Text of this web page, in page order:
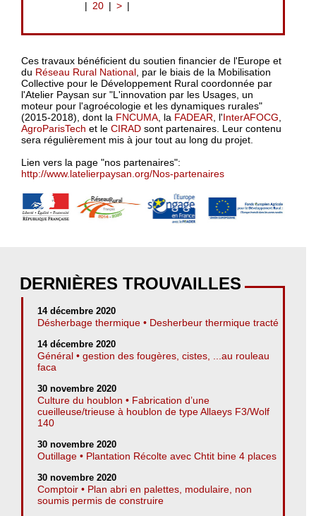
20
>
Ces travaux bénéficient du soutien financier de l'Europe et
du Réseau Rural National, par le biais de la Mobilisation
Collective pour le Développement Rural coordonnée par
l'Atelier Paysan sur "L'innovation par les Usages, un
moteur pour l'agroécologie et les dynamiques rurales"
(2015-2018), dont la FNCUMA, la FADEAR, l'InterAFOCG,
AgroParisTech et le CIRAD sont partenaires. Leur contenu
sera régulièrement mis à jour tout au long du projet.
Lien vers la page "nos partenaires":
http://www.latelierpaysan.org/Nos-partenaires
DERNIÈRES TROUVAILLES
14 décembre 2020
Désherbage thermique • Desherbeur thermique tracté
14 décembre 2020
Général • gestion des fougères, cistes, ...au rouleau
faca
30 novembre 2020
Culture du houblon • Fabrication d’une
cueilleuse/trieuse à houblon de type Allaeys F3/Wolf
140
30 novembre 2020
Outillage • Plantation Récolte avec Chtit bine 4 places
30 novembre 2020
Comptoir • Plan abri en palettes, modulaire, non
soumis permis de construire